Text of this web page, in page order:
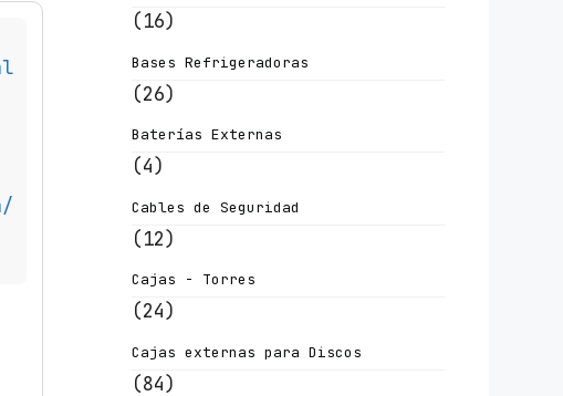
(16)
Bases Refrigeradoras
(26)
Baterías Externas
(4)
Cables de Seguridad
(12)
Cajas - Torres
(24)
Cajas externas para Discos
(84)